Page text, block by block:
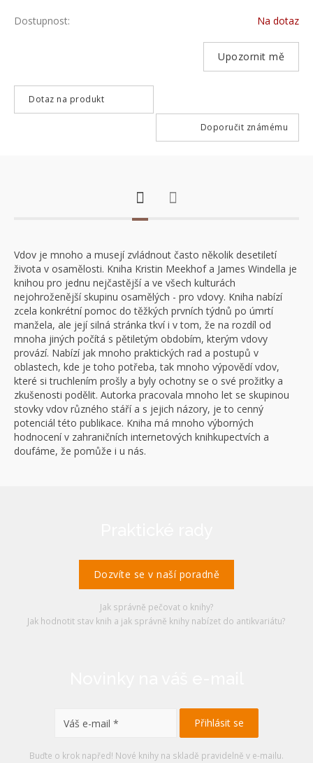
Dostupnost: Na dotaz
Upozornit mě
Dotaz na produkt
Doporučit známému
Vdov je mnoho a musejí zvládnout často několik desetiletí
života v osamělosti. Kniha Kristin Meekhof a James Windella je
knihou pro jednu nejčastější a ve všech kulturách
nejohroženější skupinu osamělých - pro vdovy. Kniha nabízí
zcela konkrétní pomoc do těžkých prvních týdnů po úmrtí
manžela, ale její silná stránka tkví i v tom, že na rozdíl od
mnoha jiných počítá s pětiletým obdobím, kterým vdovy
provází. Nabízí jak mnoho praktických rad a postupů v
oblastech, kde je toho potřeba, tak mnoho výpovědí vdov,
které si truchlením prošly a byly ochotny se o své prožitky a
zkušenosti podělit. Autorka pracovala mnoho let se skupinou
stovky vdov různého stáří a s jejich názory, je to cenný
potenciál této publikace. Kniha má mnoho výborných
hodnocení v zahraničních internetových knihkupectvích a
doufáme, že pomůže i u nás.
Dozvíte se v naší poradně
Jak správně pečovat o knihy?
Jak hodnotit stav knih a jak správně knihy nabízet do antikvariátu?
Buďte o krok napřed! Nové knihy na skladě pravidelně v e-mailu.